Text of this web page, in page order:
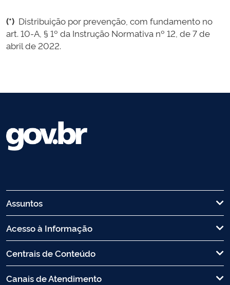
(*) Distribuição por prevenção, com fundamento no
art. 10-A, § 1º da Instrução Normativa nº 12, de 7 de
abril de 2022.
Assuntos
Acesso à Informação
Centrais de Conteúdo
Canais de Atendimento